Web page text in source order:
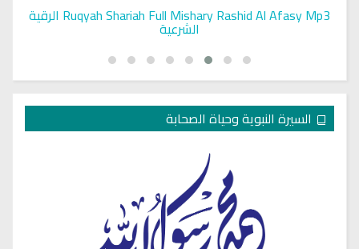
Ruqyah Shariah Full Mishary Rashid Al Afasy Mp3 الرقية
الشرعية
السيرة النبوية وحياة الصحابة